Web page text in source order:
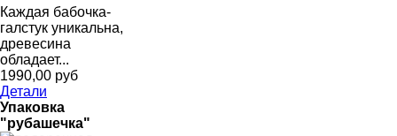
Каждая бабочка-
галстук уникальна,
древесина
обладает...
1990,00 руб
Детали
Упаковка
"рубашечка"